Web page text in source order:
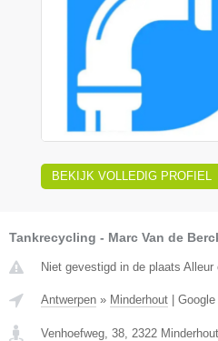
BEKIJK VOLLEDIG PROFIEL
Tankrecycling - Marc Van de
Niet gevestigd in de plaats Alleur
Antwerpen » Minderhout |
Venhoefweg, 38 2322 Minderhout